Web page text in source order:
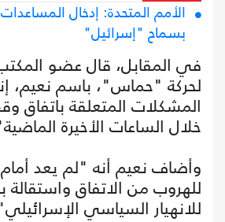
الأمم المتحدة: إدخال
بسماح "إسرائيل"
في المقابل، قال عضو
لحركة "حماس"، باسم نعيم،
المشكلات المتعلقة باتفاق
خلال الساعات الأخيرة
وأضاف نعيم أنه "لم يعد
للهروب من الاتفاق واستقالة
للانهيار السياسي